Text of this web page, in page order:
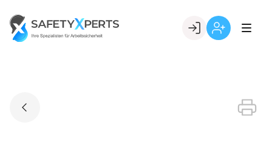
content
Go to landing page.